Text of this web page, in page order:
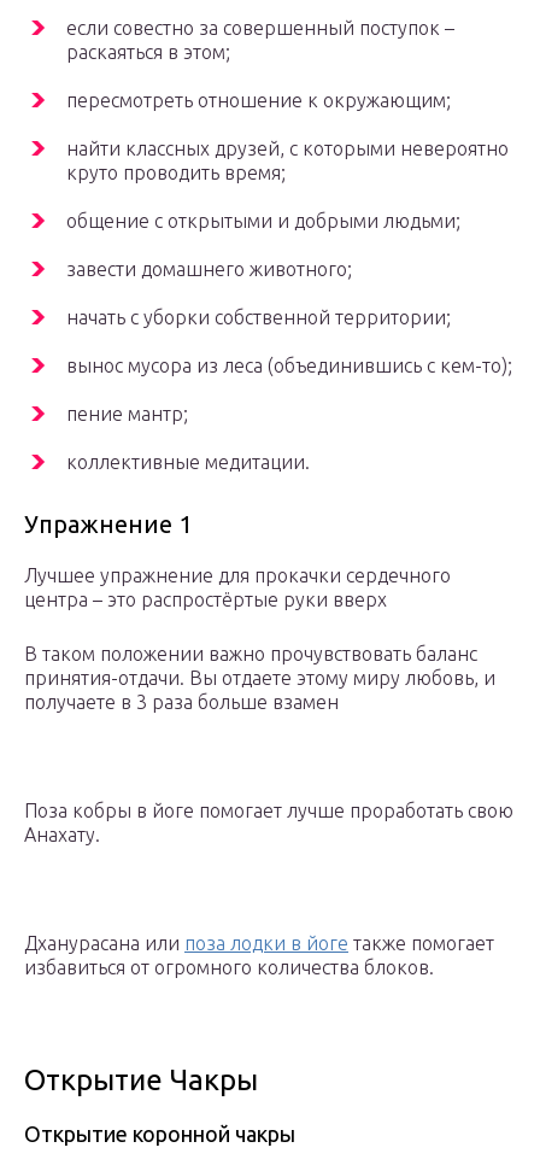
если совестно за совершенный поступок –
раскаяться в этом;
пересмотреть отношение к окружающим;
найти классных друзей, с которыми невероятно
круто проводить время;
общение с открытыми и добрыми людьми;
завести домашнего животного;
начать с уборки собственной территории;
вынос мусора из леса (объединившись с кем-то);
пение мантр;
коллективные медитации.
Упражнение 1
Лучшее упражнение для прокачки сердечного
центра – это распростёртые руки вверх
В таком положении важно прочувствовать баланс
принятия-отдачи. Вы отдаете этому миру любовь, и
получаете в 3 раза больше взамен
Поза кобры в йоге помогает лучше проработать свою
Анахату.
Дханурасана или поза лодки в йоге также помогает
избавиться от огромного количества блоков.
Открытие Чакры
Открытие коронной чакры